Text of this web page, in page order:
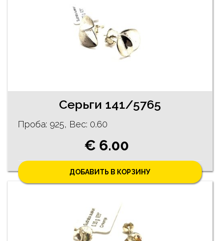
Серьги 141/5765
Проба: 925, Bес: 0.60
€ 6.00
ДОБАВИТЬ В КОРЗИНУ